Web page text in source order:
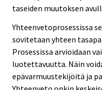
taseiden muutoksen
Yhteenvetoprosessissa
sovitetaan yhteen
Prosessissa arvioidaan
luotettavuutta. Näin
epävarmuustekijöitä ja